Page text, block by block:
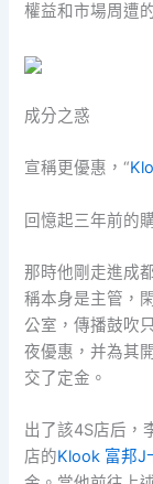
權益和市場周遭
成分之惑
宣稱更優惠，“
回憶起三年前的
那時他剛走進成
稱本身是主管，
公室，傳播鼓吹
夜優惠，并為其
交了定金。
出了該4S店后，
店的Klook 富邦J